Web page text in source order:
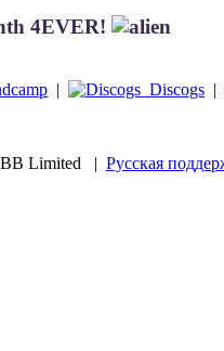
4EVER!
| Discogs |
Limited | Русская